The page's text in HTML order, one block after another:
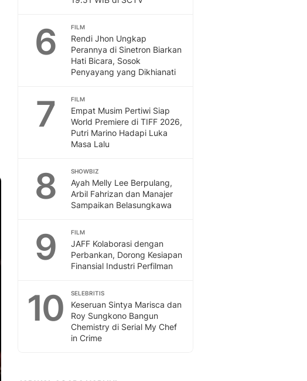
6 FILM
Rendi Jhon Ungkap
Perannya di Sinetron Biarkan
Hati Bicara, Sosok
Penyayang yang Dikhianati
7 FILM
Empat Musim Pertiwi Siap
World Premiere di TIFF 2026,
Putri Marino Hadapi Luka
Masa Lalu
8 SHOWBIZ
Ayah Melly Lee Berpulang,
Arbil Fahrizan dan Manajer
Sampaikan Belasungkawa
9 FILM
JAFF Kolaborasi dengan
Perbankan, Dorong Kesiapan
Finansial Industri Perfilman
10 SELEBRITIS
Keseruan Sintya Marisca dan
Roy Sungkono Bangun
Chemistry di Serial My Chef
in Crime